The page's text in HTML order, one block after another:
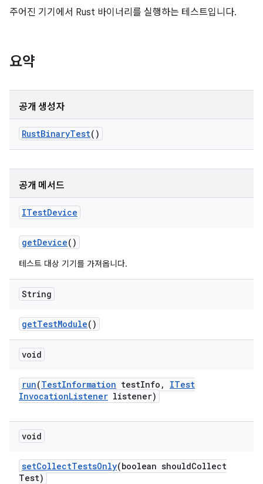
주어진 기기에서 Rust 바이너리를 실행하는 테스트입니다.
요약
공개 생성자
RustBinaryTest()
공개 메서드
ITestDevice
getDevice()
테스트 대상 기기를 가져옵니다.
String
getTestModule()
void
run(TestInformation testInfo ,
ITest
InvocationListener listener)
void
setCollectTestsOnly(boolean shouldCollect
Test)